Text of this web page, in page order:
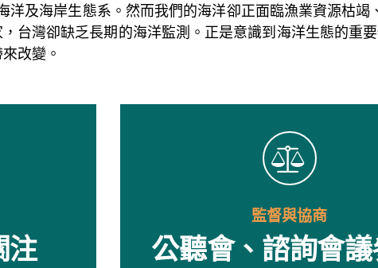
洋及海岸生態系。然而我們的海洋卻正面臨漁業資源枯竭
台灣卻缺乏長期的海洋監測。正是意識到海洋生態的重
改變。
注
監督與協商
公聽會、諮詢會